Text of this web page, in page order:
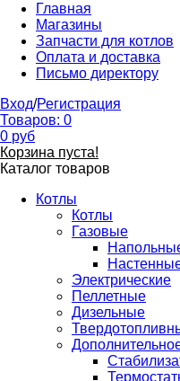
Главная
Магазины
Запчасти для котлов
Оплата и доставка
Письмо директору
Вход/Регистрация
Товаров: 0
0 руб
Корзина пуста!
Каталог товаров
Котлы
Котлы
Газовые
Электрические
Пеллетные
Дизельные